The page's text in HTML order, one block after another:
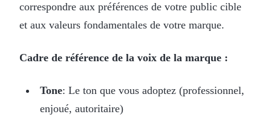
correspondre aux préférences de votre public cible
et aux valeurs fondamentales de votre marque.
Cadre de référence de la voix de la marque :
Tone: Le ton que vous adoptez (professionnel,
enjoué, autoritaire)